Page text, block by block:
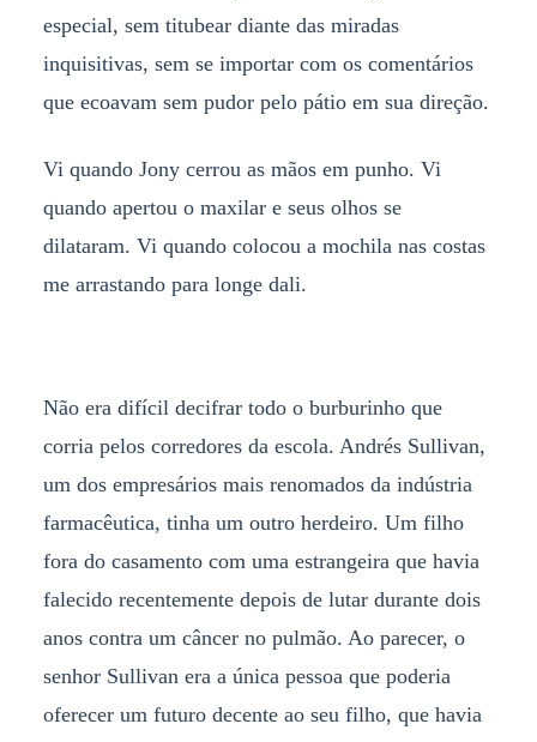
especial, sem titubear diante das miradas
inquisitivas, sem se importar com os comentários
que ecoavam sem pudor pelo pátio em sua direção.
Vi quando Jony cerrou as mãos em punho. Vi
quando apertou o maxilar e seus olhos se
dilataram. Vi quando colocou a mochila nas costas
me arrastando para longe dali.
Não era difícil decifrar todo o burburinho que
corria pelos corredores da escola. Andrés Sullivan,
um dos empresários mais renomados da indústria
farmacêutica, tinha um outro herdeiro. Um filho
fora do casamento com uma estrangeira que havia
falecido recentemente depois de lutar durante dois
anos contra um câncer no pulmão. Ao parecer, o
senhor Sullivan era a única pessoa que poderia
oferecer um futuro decente ao seu filho, que havia